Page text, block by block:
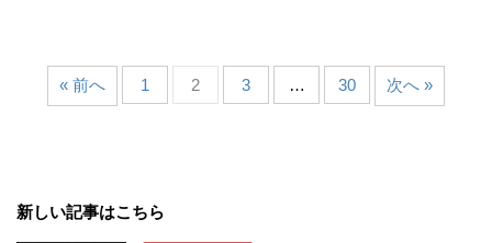
« 前へ 1 2 3 … 30 次へ »
新しい記事はこちら